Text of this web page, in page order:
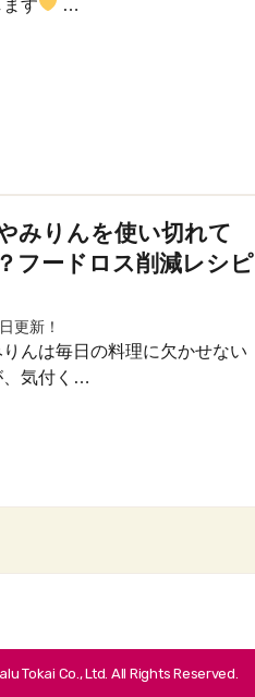
す
…
みりんを使い切れて
フードロス削減レシピ
更新！
りんは毎日の料理に欠かせない
、気付く…
Tokai Co., Ltd. All Rights Reserved.